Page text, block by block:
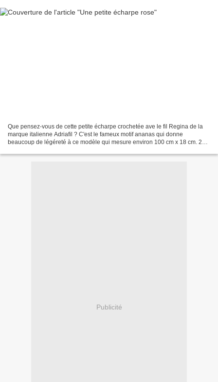
Que pensez-vous de cette petite écharpe crochetée ave le fil Regina de la
marque italienne Adriafil ? C'est le fameux motif ananas qui donne
beaucoup de légéreté à ce modèle qui mesure environ 100 cm x 18 cm. 2
Publicité